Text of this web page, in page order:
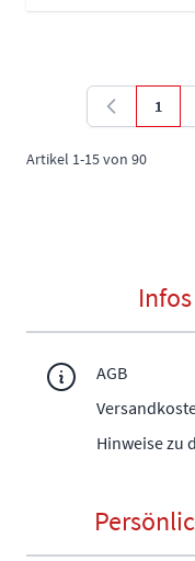
Artikel 1-15von 90
Sie
1
AGB
Hinweise zu